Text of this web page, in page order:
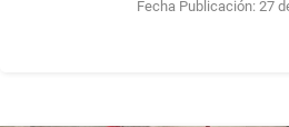
Fecha Publicación:27